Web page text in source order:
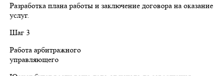
Разработка плана работы и заключение договора на оказание
услуг.
Шаг 3
Работа арбитражного
управляющего